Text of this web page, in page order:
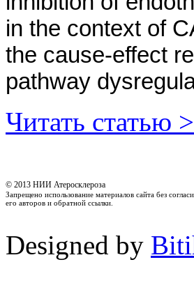
in the context of
the cause-effect
pathway
Читать статью
© 2013 НИИ Атеросклероза
Запрещено использование материалов сайта без
его авторов и обратной ссылки.
Designed by